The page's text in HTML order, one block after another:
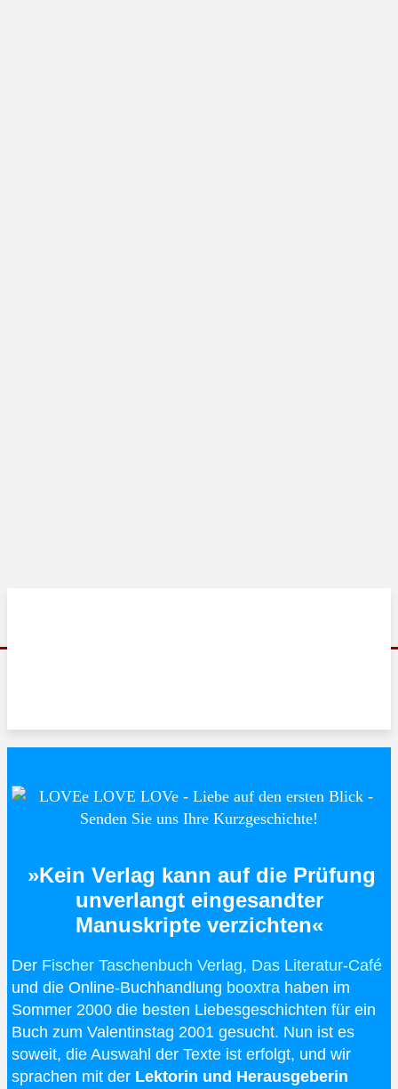
»Kein Verlag kann auf die Prüfung
unverlangt eingesandter
Manuskripte verzichten«
Der Fischer Taschenbuch Verlag, Das Literatur-Café
und die Online-Buchhandlung booxtra haben im
Sommer 2000 die besten Liebesgeschichten für ein
Buch zum Valentinstag 2001 gesucht. Nun ist es
soweit, die Auswahl der Texte ist erfolgt, und wir
sprachen mit der Lektorin und Herausgeberin